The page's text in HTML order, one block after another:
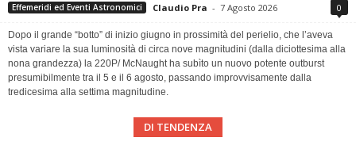
Effemeridi ed Eventi Astronomici Claudio Pra - 7 Agosto 2026 0
Dopo il grande “botto” di inizio giugno in prossimità del perielio, che l’aveva
vista variare la sua luminosità di circa nove magnitudini (dalla diciottesima alla
nona grandezza) la 220P/ McNaught ha subìto un nuovo potente outburst
presumibilmente tra il 5 e il 6 agosto, passando improvvisamente dalla
tredicesima alla settima magnitudine.
DI TENDENZA